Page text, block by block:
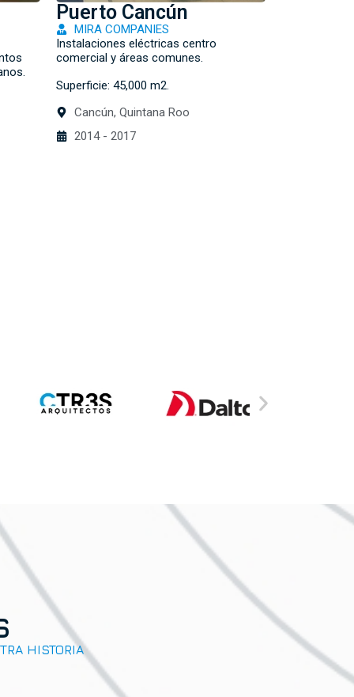
Puerto Cancún
MIRA COMPANIES
Instalaciones eléctricas centro
comercial y áreas comunes.
Superficie: 45,000 m2.
Cancún, Quintana Roo
2014 - 2017
HISTORIA